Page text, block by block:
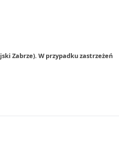
Zabrze). W przypadku zastrzeżeń